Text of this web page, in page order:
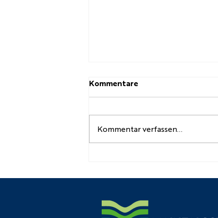
Kommentare
Kommentar verfassen...